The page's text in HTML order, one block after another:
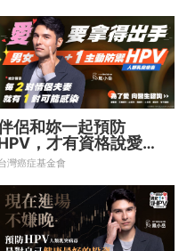
侶和妳一起預防
，才有資格說愛
！
灣癌症基金會